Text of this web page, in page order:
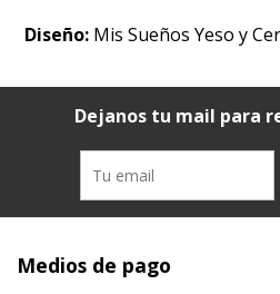
Diseño: Mis Sueños Yeso y
Dejanos tu mail para
Medios de pago